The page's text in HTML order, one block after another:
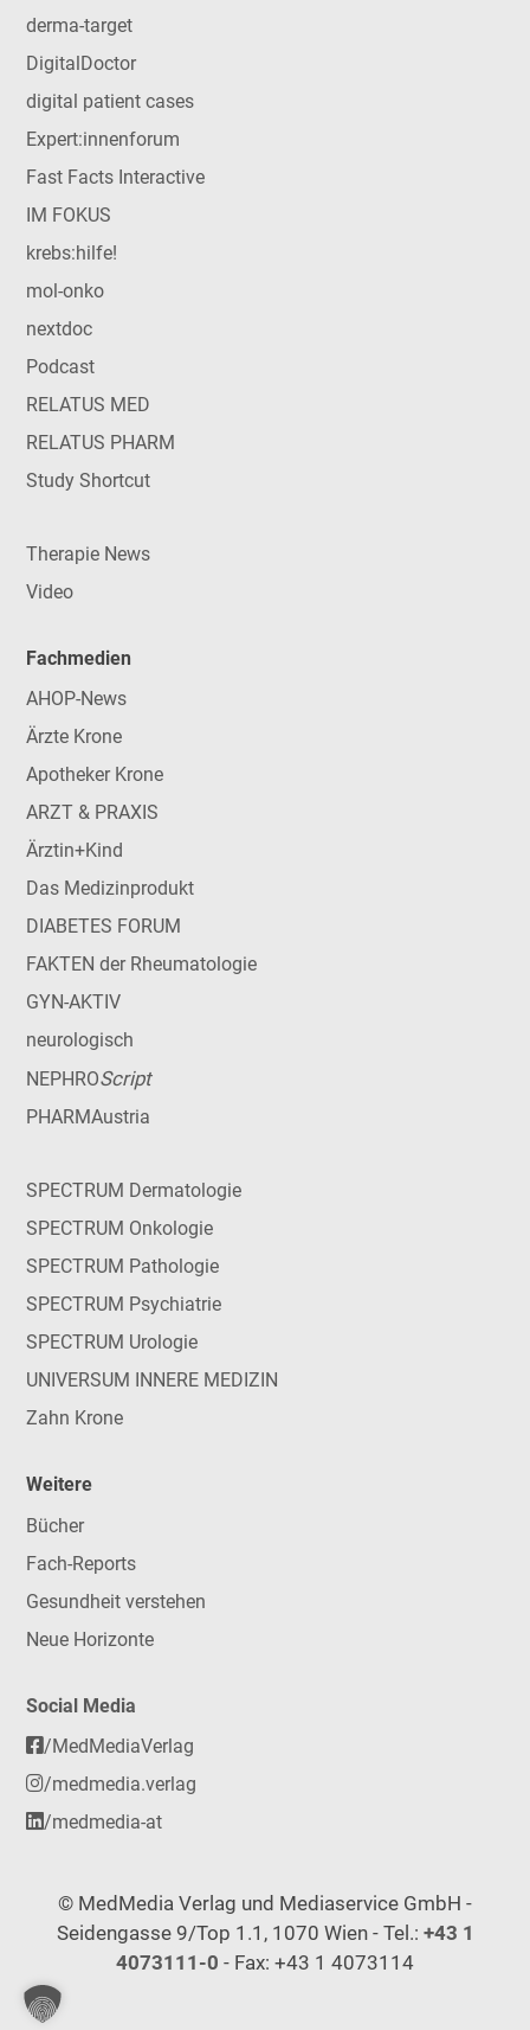
derma-target
DigitalDoctor
digital patient cases
Expert:innenforum
Fast Facts Interactive
IM FOKUS
krebs:hilfe!
mol-onko
nextdoc
Podcast
RELATUS MED
RELATUS PHARM
Study Shortcut
Therapie News
Video
Fachmedien
AHOP-News
Ärzte Krone
Apotheker Krone
ARZT & PRAXIS
Ärztin+Kind
Das Medizinprodukt
DIABETES FORUM
FAKTEN der Rheumatologie
GYN-AKTIV
neurologisch
NEPHROScript
PHARMAustria
SPECTRUM Dermatologie
SPECTRUM Onkologie
SPECTRUM Pathologie
SPECTRUM Psychiatrie
SPECTRUM Urologie
UNIVERSUM INNERE MEDIZIN
Zahn Krone
Weitere
Bücher
Fach-Reports
Gesundheit verstehen
Neue Horizonte
Social Media
/MedMediaVerlag
/medmedia.verlag
/medmedia-at
© MedMedia Verlag und Mediaservice GmbH -
Seidengasse 9/Top 1.1, 1070 Wien - Tel.: +43 1
4073111-0 - Fax: +43 1 4073114